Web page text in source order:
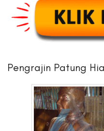
Pengrajin Patung